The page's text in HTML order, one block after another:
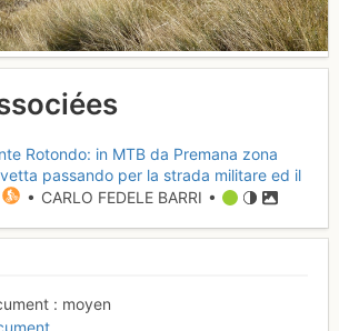
Rotondo: in MTB da Premana zona
passando per la strada militare ed il
• CARLO FEDELE BARRI •
moyen